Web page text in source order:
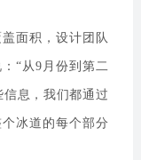
面积，设计团队
“从9月份到第二
息，我们都通过
冰道的每个部分